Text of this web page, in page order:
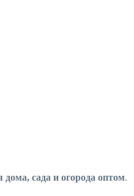
сада и огорода оптом.